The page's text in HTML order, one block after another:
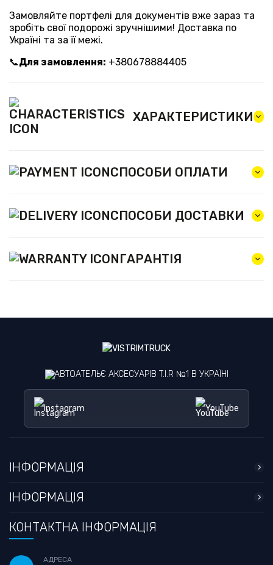
Замовляйте портфелі для документів вже зараз та
зробіть свої подорожі зручнішими! Доставка по
Україні та за її межі.
📞Для замовлення: +380678884405
ХАРАКТЕРИСТИКИ
СПОСОБИ ОПЛАТИ
СПОСОБИ ДОСТАВКИ
ГАРАНТІЯ
АВТОАТЕЛЬЄ АКСЕСУАРІВ T.I.R №1 В УКРАЇНІ
Instagram YouTube
ІНФОРМАЦІЯ
ІНФОРМАЦІЯ
КОНТАКТНА ІНФОРМАЦІЯ
АДРЕСА